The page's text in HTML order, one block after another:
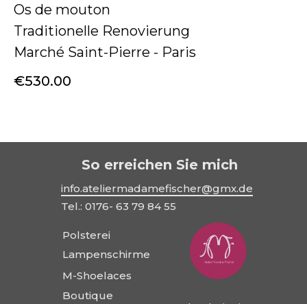
Os de mouton
Traditionelle Renovierung
Marché Saint-Pierre - Paris
€530.00
So erreichen Sie mich
Polsterei
info.ateliermadamefischer@gmx.de
Boutique
Lampenschirme
Tel.: 0176- 63 79 84 55
M-Shoelaces